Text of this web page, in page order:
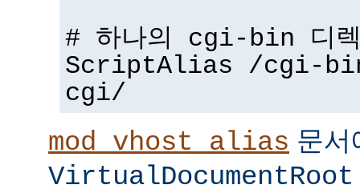
# 하나의 cgi-bin 디렉
ScriptAlias /cgi-
cgi/
mod_vhost_alias 문서
VirtualDocumentRoot